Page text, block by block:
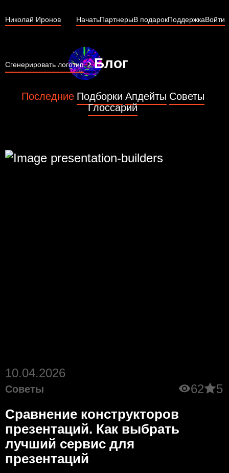
Николай Иронов НачатьПартнерыВ подарокПоддержкаВойти
Сгенерировать логотип Блог
Последние Подборки Апдейты Советы
Глоссарий
10.04.2026
Советы 62 5
Сравнение конструкторов
презентаций. Как выбрать
лучший сервис для
презентаций